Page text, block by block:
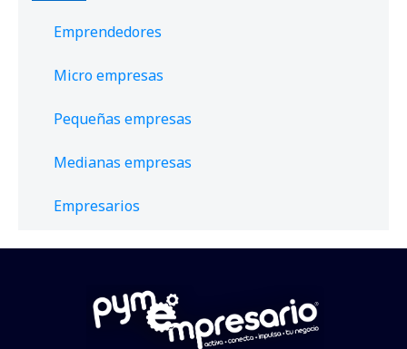
Emprendedores
Micro empresas
Pequeñas empresas
Medianas empresas
Empresarios